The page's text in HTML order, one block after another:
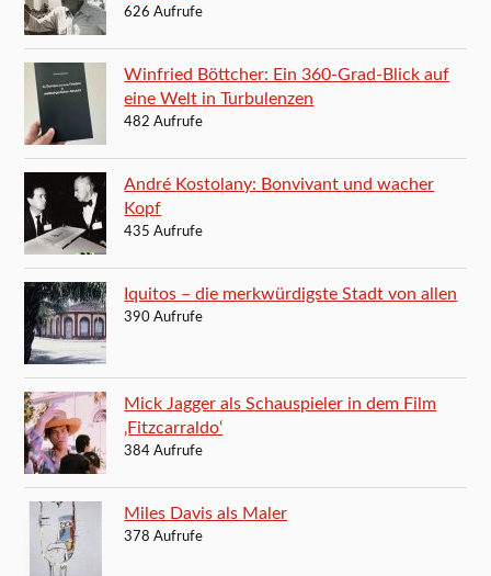
626 Aufrufe
Winfried Böttcher: Ein 360-Grad-Blick auf
eine Welt in Turbulenzen
482 Aufrufe
André Kostolany: Bonvivant und wacher
Kopf
435 Aufrufe
Iquitos – die merkwürdigste Stadt von allen
390 Aufrufe
Mick Jagger als Schauspieler in dem Film
‚Fitzcarraldo‘
384 Aufrufe
Miles Davis als Maler
378 Aufrufe